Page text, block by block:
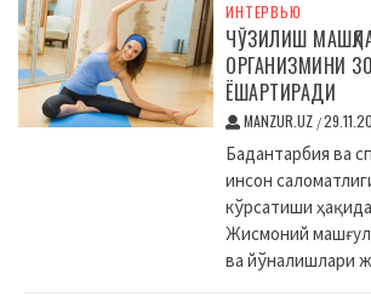
ИНТЕРВЬЮ
ЧЎЗИЛИШ
ОРГАНИЗМИНИ
ЁШАРТИРАДИ
MANZUR.UZ /
Бадантарбия ва
инсон
кўрсатиши
Жисмоний
ва йўналишлари